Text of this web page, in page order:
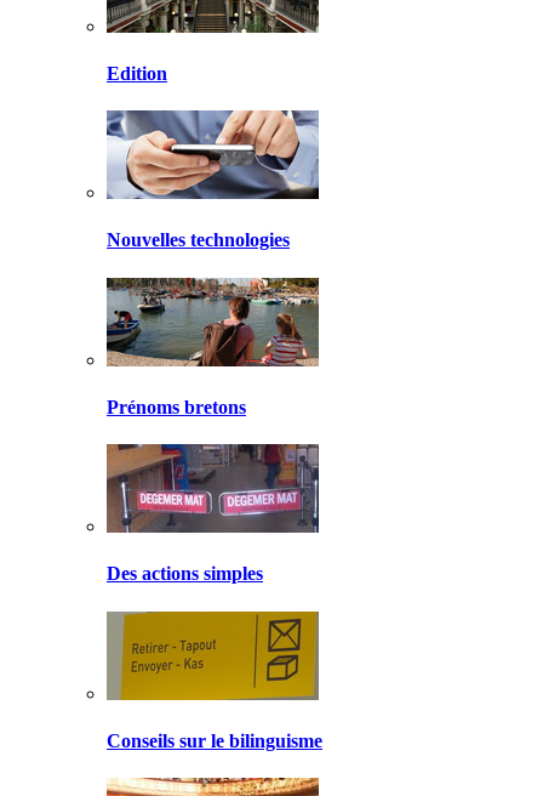
Edition
Nouvelles technologies
Prénoms bretons
Des actions simples
Conseils sur le bilinguisme